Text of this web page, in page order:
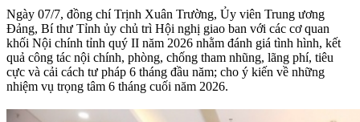
Ngày 07/7, đồng chí Trịnh Xuân Trường, Ủy viên Trung ương
Đảng, Bí thư Tỉnh ủy chủ trì Hội nghị giao ban với các cơ quan
khối Nội chính tỉnh quý II năm 2026 nhằm đánh giá tình hình, kết
quả công tác nội chính, phòng, chống tham nhũng, lãng phí, tiêu
cực và cải cách tư pháp 6 tháng đầu năm; cho ý kiến về những
nhiệm vụ trọng tâm 6 tháng cuối năm 2026.